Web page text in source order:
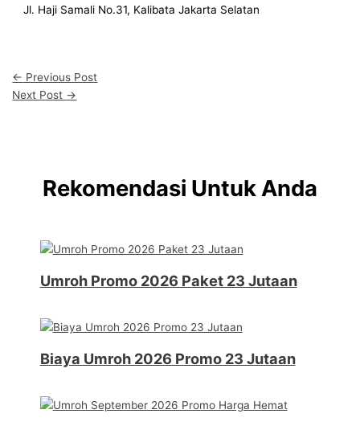
Jl. Haji Samali No.31, Kalibata Jakarta Selatan
← Previous Post
Next Post →
Rekomendasi Untuk Anda
Umroh Promo 2026 Paket 23 Jutaan
Biaya Umroh 2026 Promo 23 Jutaan